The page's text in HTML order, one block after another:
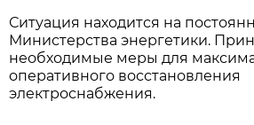
Ситуация находится на
Министерства энергетики.
необходимые меры для
оперативного восстановления
электроснабжения.